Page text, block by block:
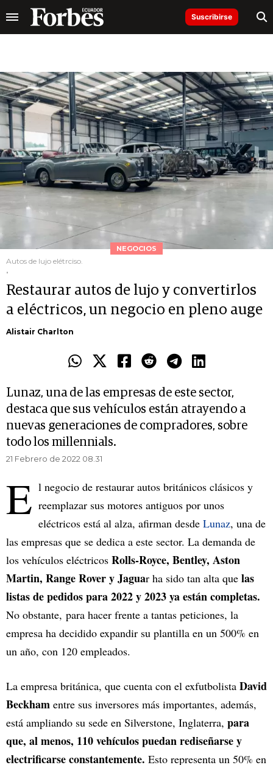
Suscribirse
NEGOCIOS
Autos de lujo elétrciso.
.
Restaurar autos de lujo y convertirlos
a eléctricos, un negocio en pleno auge
Alistair Charlton
Lunaz, una de las empresas de este sector,
destaca que sus vehículos están atrayendo a
nuevas generaciones de compradores, sobre
todo los millennials.
21 Febrero de 2022 08.31
E l negocio de restaurar autos británicos clásicos y
reemplazar sus motores antiguos por unos
eléctricos está al alza, afirman desde Lunaz, una de
las empresas que se dedica a este sector. La demanda de
los vehículos eléctricos Rolls-Royce, Bentley, Aston
Martin, Range Rover y Jaguar ha sido tan alta que las
listas de pedidos para 2022 y 2023 ya están completas.
No obstante, para hacer frente a tantas peticiones, la
empresa ha decidido expandir su plantilla en un 500% en
un año, con 120 empleados.
La empresa británica, que cuenta con el exfutbolista David
Beckham entre sus inversores más importantes, además,
está ampliando su sede en Silverstone, Inglaterra, para
que, al menos, 110 vehículos puedan rediseñarse y
electrificarse constantemente. Esto representa un 50% en